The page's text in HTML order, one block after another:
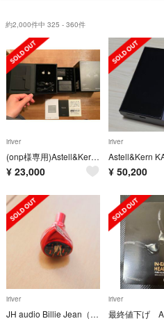
約2,000件中 325 - 360件
iriver
(onp様専用)Astell&Kern イヤホン AK-T8IE-BLK
¥ 23,000
iriver
¥ 50,200
iriver
JH audio Billie Jean（右のみ）
iriver